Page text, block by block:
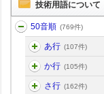
技術用語について
50音順 (769件)
あ行 (107件)
か行 (105件)
さ行 (162件)